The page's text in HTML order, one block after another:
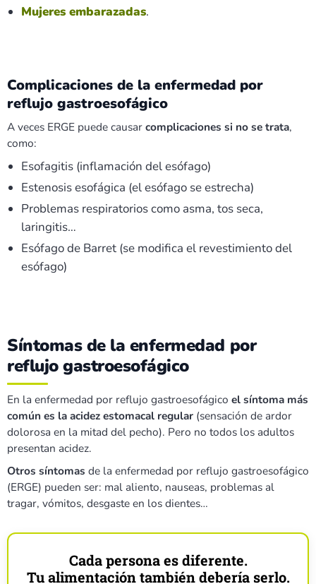
Mujeres embarazadas.
Complicaciones de la enfermedad por
reflujo gastroesofágico
A veces ERGE puede causarcomplicaciones si no se trata,
como:
Esofagitis (inflamación del esófago)
Estenosis esofágica (el esófago se estrecha)
Problemas respiratorios como asma, tos seca,
laringitis…
Esófago de Barret (se modifica el revestimiento del
esófago)
Síntomas de la enfermedad por
reflujo gastroesofágico
En la enfermedad por reflujo gastroesofágico el síntoma más
común es la acidez estomacal regular (sensación de ardor
dolorosa en la mitad del pecho). Pero no todos los adultos
presentan acidez.
Otros síntomas de la enfermedad por reflujo gastroesofágico
(ERGE) pueden ser: mal aliento, nauseas, problemas al
tragar, vómitos, desgaste en los dientes…
Cada persona es diferente.
Tu alimentación también debería serlo.